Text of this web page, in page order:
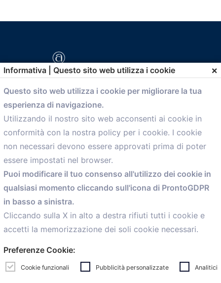
comunicazione@confartigianato.bo.it
Menù
Home
Servizi
Convenzioni
Voce delle Nostre aziende
Informazioni Ex L. 124/2017
News
personalCaf
Informativa | Questo sito web utilizza i cookie ×
Questo sito web utilizza i cookie per migliorare la tua
esperienza di navigazione.
Utilizzando il nostro sito web acconsenti ai cookie in
conformità con la nostra policy per i cookie. I cookie
non necessari devono essere approvati prima di poter
essere impostati nel browser.
Puoi modificare il tuo consenso all'utilizzo dei cookie in
qualsiasi momento cliccando sull'icona di ProntoGDPR
in basso a sinistra.
Cliccando sulla X in alto a destra rifiuti tutti i cookie e
accetti la memorizzazione dei soli cookie necessari.
Preferenze Cookie:
Cookie funzionali Pubblicità personalizzate Analitici